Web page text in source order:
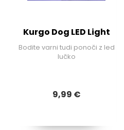
Kurgo Dog LED Light
Bodite varni tudi ponoči z led
lučko
9,99 €